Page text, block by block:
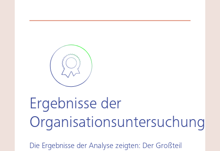
Ergebnisse der
Organisationsuntersuchung
Die Ergebnisse der Analyse zeigten: Der Großteil